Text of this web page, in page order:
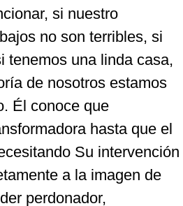
si nuestro
no son terribles, si
tenemos una linda casa,
de nosotros estamos
Él conoce que
hasta que el
Su intervención
a la imagen de
perdonador,